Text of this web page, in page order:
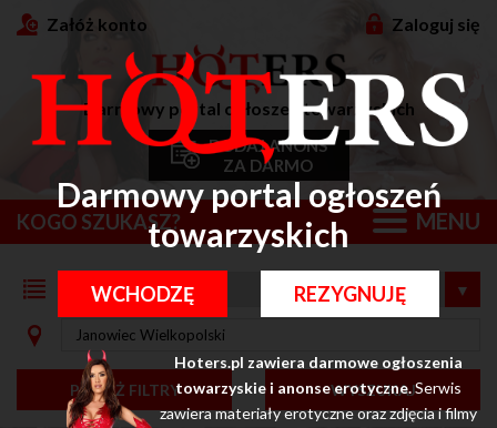
Darmowy portal ogłoszeń
towarzyskich
WCHODZĘ REZYGNUJĘ
Hoters.pl zawiera darmowe ogłoszenia
towarzyskie i anonse erotyczne.Serwis
zawiera materiały erotyczne oraz zdjęcia i filmy
Załóż konto Zaloguj się
Darmowy portal ogłoszeń towarzyskich
DODAJ ANONS
ZA DARMO
KOGO SZUKASZ? MENU
POKAŻ FILTRY WYSZUKAJ